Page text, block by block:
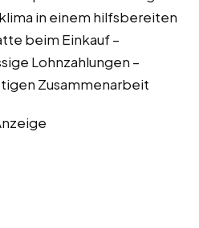
in einem hilfsbereiten
beim Einkauf –
Lohnzahlungen –
Zusammenarbeit